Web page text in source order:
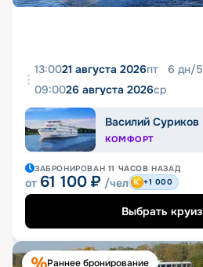
13:0021 августа 2026пт 6 дн/5
09:0026 августа 2026ср
Василий Суриков
КОМФОРТ
ЗАБРОНИРОВАН 11 ЧАСОВ НАЗАД
от 61 100 ₽ /чел +1 000
Выбрать круиз
Раннее бронирование